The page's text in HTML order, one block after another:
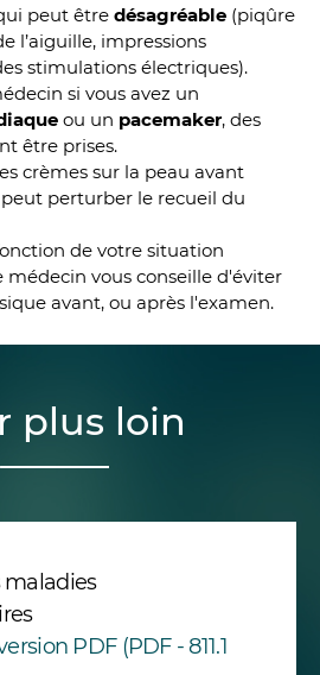
peut être désagréable (piqûre
l’aiguille, impressions
stimulations électriques).
si vous avez un
ou un pacemaker, des
être prises.
crèmes sur la peau avant
peut perturber le recueil du
de votre situation
médecin vous conseille d'éviter
avant, ou après l'examen.
plus loin
maladies
PDF (PDF - 811.1